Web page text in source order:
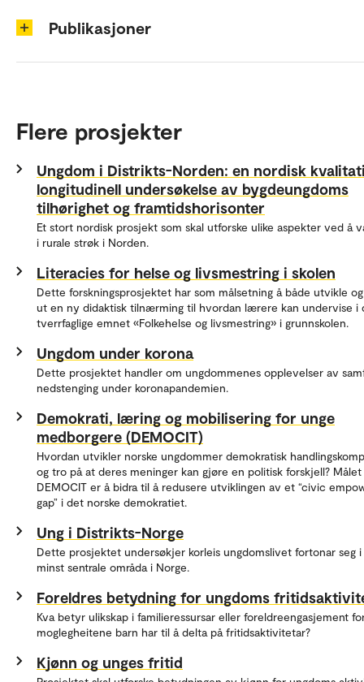
Publikasjoner
Flere prosjekter
Ungdom i Distrikts-Norden: en nordisk
longitudinell undersøkelse av bygdeungdoms
tilhørighet og framtidshorisonter
Et stort nordisk prosjekt som skal utforske ulike aspekter ved å
i rurale strøk i Norden.
Literacies for helse og livsmestring i skolen
Dette forskningsprosjektet har som målsetning å både utvikle
ut en ny didaktisk tilnærming til hvordan lærere kan undervise i
tverrfaglige emnet «Folkehelse og livsmestring» i grunnskolen.
Ungdom under korona
Dette prosjektet handler om ungdommenes opplevelser av
nedstenging under koronapandemien.
Demokrati, læring og mobilisering for unge
medborgere (DEMOCIT)
Hvordan utvikler norske ungdommer demokratisk
og tro på at deres meninger kan gjøre en politisk forskjell?
DEMOCIT er å bidra til å redusere utviklingen av et “civic
gap” i det norske demokratiet.
Ung i Distrikts-Norge
Dette prosjektet undersøkjer korleis ungdomslivet fortonar seg i
minst sentrale områda i Norge.
Foreldres betydning for ungdoms
Kva betyr ulikskap i familieressursar eller foreldreengasjement
moglegheitene barn har til å delta på fritidsaktivitetar?
Kjønn og unges fritid